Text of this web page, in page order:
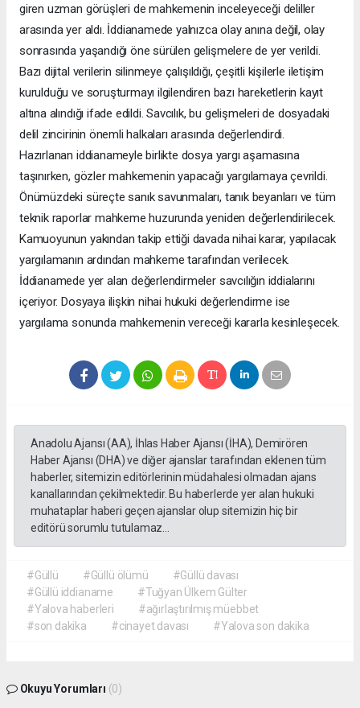
giren uzman görüşleri de mahkemenin inceleyeceği deliller
arasında yer aldı. İddianamede yalnızca olay anına değil, olay
sonrasında yaşandığı öne sürülen gelişmelere de yer verildi.
Bazı dijital verilerin silinmeye çalışıldığı, çeşitli kişilerle iletişim
kurulduğu ve soruşturmayı ilgilendiren bazı hareketlerin kayıt
altına alındığı ifade edildi. Savcılık, bu gelişmeleri de dosyadaki
delil zincirinin önemli halkaları arasında değerlendirdi.
Hazırlanan iddianameyle birlikte dosya yargı aşamasına
taşınırken, gözler mahkemenin yapacağı yargılamaya çevrildi.
Önümüzdeki süreçte sanık savunmaları, tanık beyanları ve tüm
teknik raporlar mahkeme huzurunda yeniden değerlendirilecek.
Kamuoyunun yakından takip ettiği davada nihai karar, yapılacak
yargılamanın ardından mahkeme tarafından verilecek.
İddianamede yer alan değerlendirmeler savcılığın iddialarını
içeriyor. Dosyaya ilişkin nihai hukuki değerlendirme ise
yargılama sonunda mahkemenin vereceği kararla kesinleşecek.
Anadolu Ajansı (AA), İhlas Haber Ajansı (İHA), Demirören
Haber Ajansı (DHA) ve diğer ajanslar tarafından eklenen tüm
haberler, sitemizin editörlerinin müdahalesi olmadan ajans
kanallarından çekilmektedir. Bu haberlerde yer alan hukuki
muhataplar haberi geçen ajanslar olup sitemizin hiç bir
editörü sorumlu tutulamaz...
#Güllü #Güllü ölümü
#Güllü davası
#Güllü iddianame
#Tuğyan Ülkem Gülter
#Yalova haberleri
#ağırlaştırılmış müebbet
#son dakika
#cinayet davası #Yalova son dakika
Okuyu Yorumları (0)